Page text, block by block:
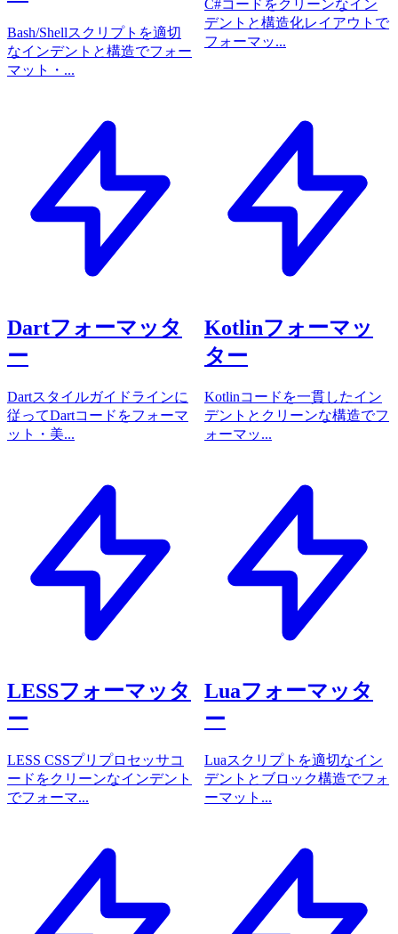
Bash/Shellスクリプトを適切
なインデントと構造でフォー
マット・...
C#コードをクリーンなイン
デントと構造化レイアウトで
フォーマッ...
Dartフォーマッタ
ー
Dartスタイルガイドラインに
従ってDartコードをフォーマ
ット・美...
Kotlinフォーマッ
ター
Kotlinコードを一貫したイン
デントとクリーンな構造でフ
ォーマッ...
LESSフォーマッタ
ー
LESS CSSプリプロセッサコ
ードをクリーンなインデント
でフォーマ...
Luaフォーマッタ
ー
Luaスクリプトを適切なイン
デントとブロック構造でフォ
ーマット...